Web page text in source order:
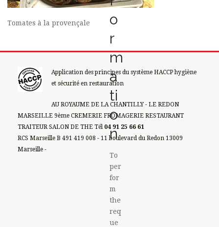
o
r
m
a
ti
o
n
To
per
for
m
the
req
ue
Tomates à la provençale
Application des principes du système HACCP hygiène
et sécurité en restauration
AU ROYAUME DE LA CHANTILLY - LE REDON
MARSEILLE 9ème CREMERIE FROMAGERIE RESTAURANT
TRAITEUR SALON DE THE Tél 04 91 25 66 61
RCS Marseille B 491 419 008 - 11 boulevard du Redon 13009
Marseille -